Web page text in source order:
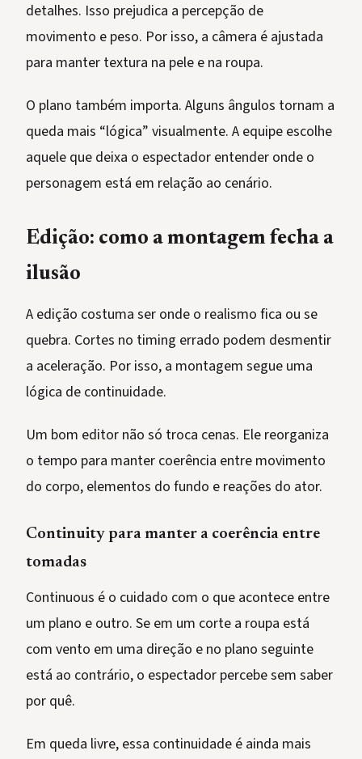
detalhes. Isso prejudica a percepção de
movimento e peso. Por isso, a câmera é ajustada
para manter textura na pele e na roupa.
O plano também importa. Alguns ângulos tornam a
queda mais “lógica” visualmente. A equipe escolhe
aquele que deixa o espectador entender onde o
personagem está em relação ao cenário.
Edição: como a montagem fecha a
ilusão
A edição costuma ser onde o realismo fica ou se
quebra. Cortes no timing errado podem desmentir
a aceleração. Por isso, a montagem segue uma
lógica de continuidade.
Um bom editor não só troca cenas. Ele reorganiza
o tempo para manter coerência entre movimento
do corpo, elementos do fundo e reações do ator.
Continuity para manter a coerência entre
tomadas
Continuous é o cuidado com o que acontece entre
um plano e outro. Se em um corte a roupa está
com vento em uma direção e no plano seguinte
está ao contrário, o espectador percebe sem saber
por quê.
Em queda livre, essa continuidade é ainda mais